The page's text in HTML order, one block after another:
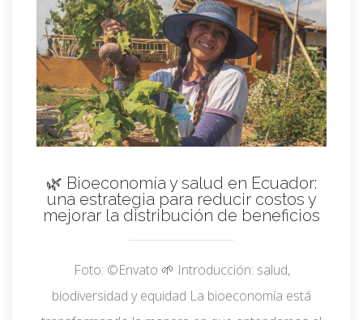
🌿 Bioeconomía y salud en Ecuador:
una estrategia para reducir costos y
mejorar la distribución de beneficios
Foto: ©Envato 🌱 Introducción: salud,
biodiversidad y equidad La bioeconomía está